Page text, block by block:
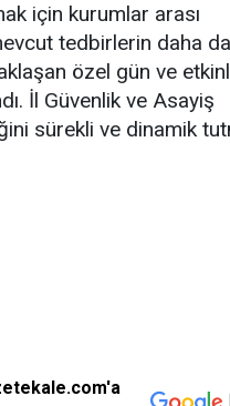
için kurumlar arası
tedbirlerin daha da
özel gün ve
İl Güvenlik ve Asayiş
sürekli ve dinamik